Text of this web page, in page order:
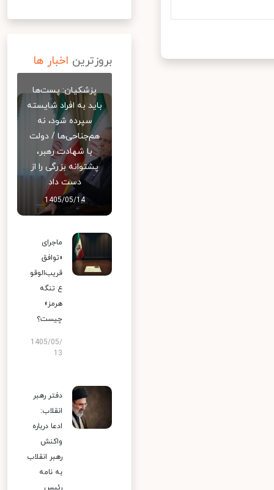
بروزترین اخبار ها
پزشکیان: پست‌ها
باید به افراد شایسته
سپرده شود، نه
هم‌جناحی‌ها / دولت
با شهادت رهبر،
پشتوانه بزرگی را از
دست داد
1405/05/14
ماجرای
«توافق
قریب‌الوقو
ع تنگه
هرمز»
چیست؟
1405/05/
13
دفتر رهبر
انقلاب:
ادعا درباره
واکنش
رهبر انقلاب
به نامه
رئیس